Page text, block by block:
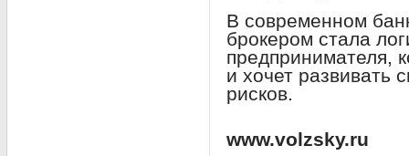
В современном
брокером стала
предпринимателя,
и хочет развивать
рисков.
www.volzsky.ru